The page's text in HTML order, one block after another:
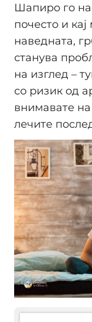
Шапиро го
почесто и
наведната,
станува
на изглед –
со ризик од
внимавате
лечите